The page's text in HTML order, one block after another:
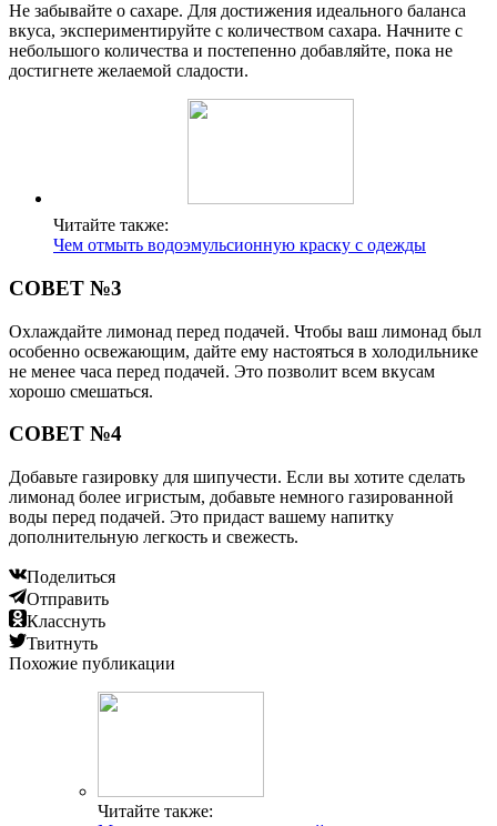
Не забывайте о сахаре. Для достижения идеального баланса
вкуса, экспериментируйте с количеством сахара. Начните с
небольшого количества и постепенно добавляйте, пока не
достигнете желаемой сладости.
Читайте также:
Чем отмыть водоэмульсионную краску с одежды
СОВЕТ №3
Охлаждайте лимонад перед подачей. Чтобы ваш лимонад был
особенно освежающим, дайте ему настояться в холодильнике
не менее часа перед подачей. Это позволит всем вкусам
хорошо смешаться.
СОВЕТ №4
Добавьте газировку для шипучести. Если вы хотите сделать
лимонад более игристым, добавьте немного газированной
воды перед подачей. Это придаст вашему напитку
дополнительную легкость и свежесть.
Поделиться
Отправить
Класснуть
Твитнуть
Похожие публикации
Читайте также: